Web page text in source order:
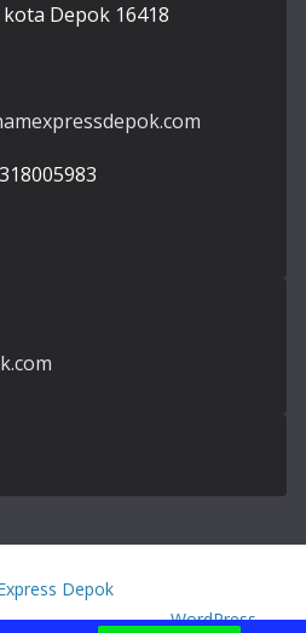
Depok 16418
Depok
Powered byWordPress.